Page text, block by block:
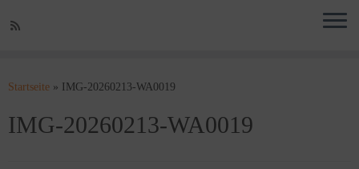
Inhalt
Startseite » IMG-20260213-WA0019
IMG-20260213-WA0019